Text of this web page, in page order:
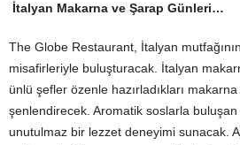
İtalyan Makarna ve Şarap Günleri…
The Globe Restaurant, İtalyan
misafirleriyle buluşturacak. İtalyan
ünlü şefler özenle hazırladıkları
şenlendirecek. Aromatik soslarla
unutulmaz bir lezzet deneyimi sunacak.